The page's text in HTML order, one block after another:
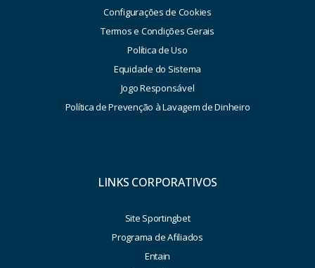
Configurações de Cookies
Termos e Condições Gerais
Política de Uso
Equidade do Sistema
Jogo Responsável
Política de Prevenção à Lavagem de Dinheiro
LINKS CORPORATIVOS
Site Sportingbet
Programa de Afiliados
Entain